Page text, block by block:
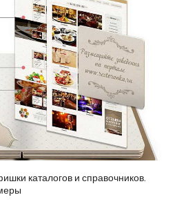
каталогов и справочников.